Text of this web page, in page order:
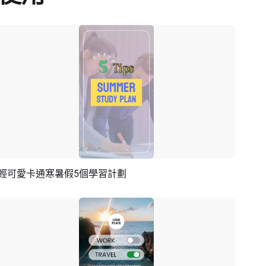
預覽
可愛卡通寒暑假5個學習計劃